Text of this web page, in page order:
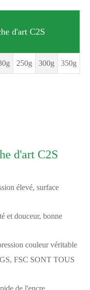
d'art C2S
250g 300g 350g
d'art C2S
élevé, surface
et douceur, bonne
couleur véritable
FSC SONT TOUS
de l'encre,